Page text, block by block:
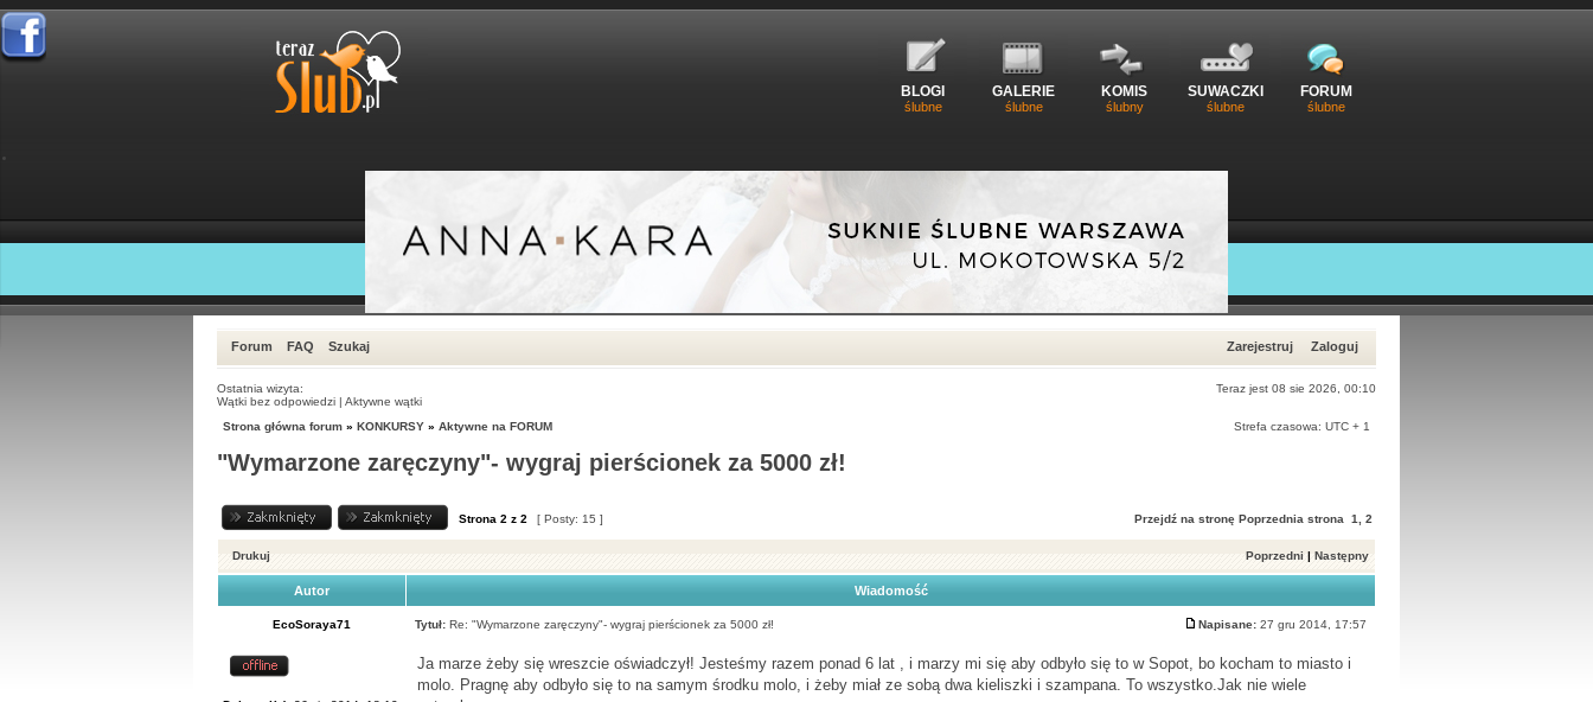
BLOGI
ślubne
GALERIE
ślubne
KOMIS
ślubny
SUWACZKI
ślubne
FORUM
ślubne
Forum FAQ Szukaj Zarejestruj Zaloguj
Ostatnia wizyta:
Teraz jest 08 sie 2026, 00:10
Wątki bez odpowiedzi | Aktywne wątki
Strona główna forum » KONKURSY » Aktywne na FORUM Strefa czasowa: UTC + 1
"Wymarzone zaręczyny"- wygraj pierścionek za 5000 zł!
Strona 2 z 2 [ Posty: 15 ] Przejdź na stronę Poprzednia strona 1 2
Drukuj Poprzedni | Następny
Autor Wiadomość
EcoSoraya71 Tytuł: Re: "Wymarzone zaręczyny"- wygraj pierścionek za 5000 zł! Napisane: 27 gru 2014, 17:57
Ja marze żeby się wreszcie oświadczył! Jesteśmy razem ponad 6 lat , i marzy mi się aby odbyło się to w Sopot, bo kocham to miasto i
molo. Pragnę aby odbyło się to na samym środku molo, i żeby miał ze sobą dwa kieliszki i szampana. To wszystko.Jak nie wiele